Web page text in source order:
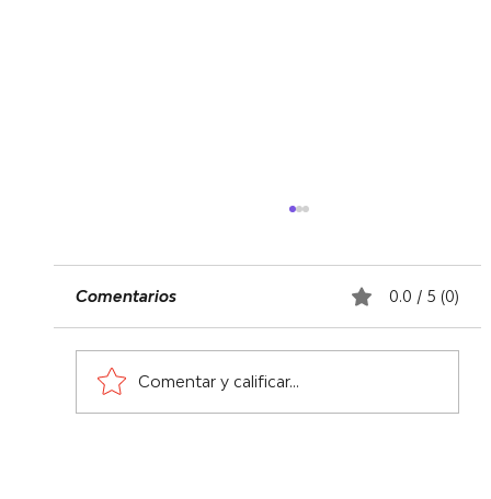
Comentarios 0.0 / 5 (0)
Comentar y calificar...